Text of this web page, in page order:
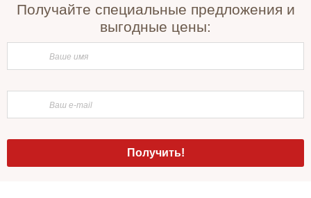
Получайте специальные предложения и
выгодные цены: